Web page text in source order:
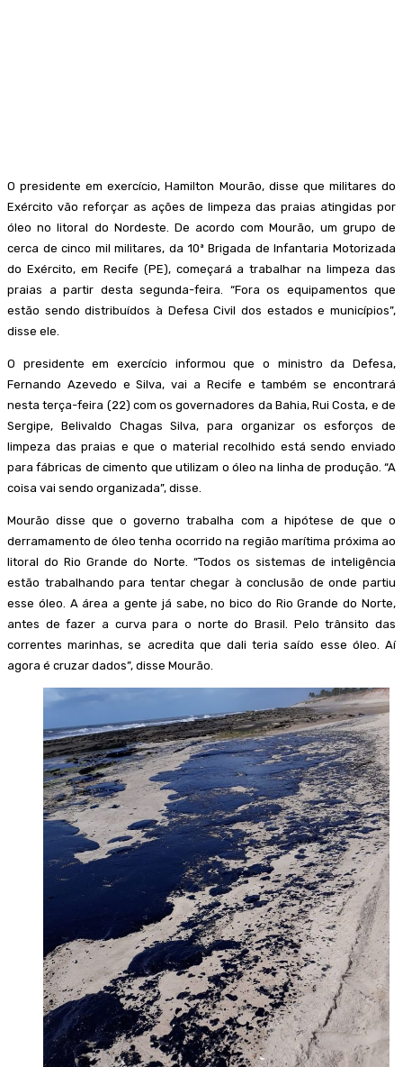
O presidente em exercício, Hamilton Mourão, disse que militares do
Exército vão reforçar as ações de limpeza das praias atingidas por
óleo no litoral do Nordeste. De acordo com Mourão, um grupo de
cerca de cinco mil militares, da 10ª Brigada de Infantaria Motorizada
do Exército, em Recife (PE), começará a trabalhar na limpeza das
praias a partir desta segunda-feira. “Fora os equipamentos que
estão sendo distribuídos à Defesa Civil dos estados e municípios”,
disse ele.
O presidente em exercício informou que o ministro da Defesa,
Fernando Azevedo e Silva, vai a Recife e também se encontrará
nesta terça-feira (22) com os governadores da Bahia, Rui Costa, e de
Sergipe, Belivaldo Chagas Silva, para organizar os esforços de
limpeza das praias e que o material recolhido está sendo enviado
para fábricas de cimento que utilizam o óleo na linha de produção. “A
coisa vai sendo organizada”, disse.
Mourão disse que o governo trabalha com a hipótese de que o
derramamento de óleo tenha ocorrido na região marítima próxima ao
litoral do Rio Grande do Norte. “Todos os sistemas de inteligência
estão trabalhando para tentar chegar à conclusão de onde partiu
esse óleo. A área a gente já sabe, no bico do Rio Grande do Norte,
antes de fazer a curva para o norte do Brasil. Pelo trânsito das
correntes marinhas, se acredita que dali teria saído esse óleo. Aí
agora é cruzar dados”, disse Mourão.